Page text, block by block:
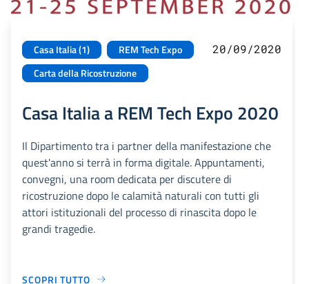
Casa Italia (1)
REM Tech Expo
Carta della Ricostruzione
20/09/2020
Casa Italia a REM Tech Expo 2020
Il Dipartimento tra i partner della manifestazione che
quest'anno si terrà in forma digitale. Appuntamenti,
convegni, una room dedicata per discutere di
ricostruzione dopo le calamità naturali con tutti gli
attori istituzionali del processo di rinascita dopo le
grandi tragedie.
SCOPRI TUTTO